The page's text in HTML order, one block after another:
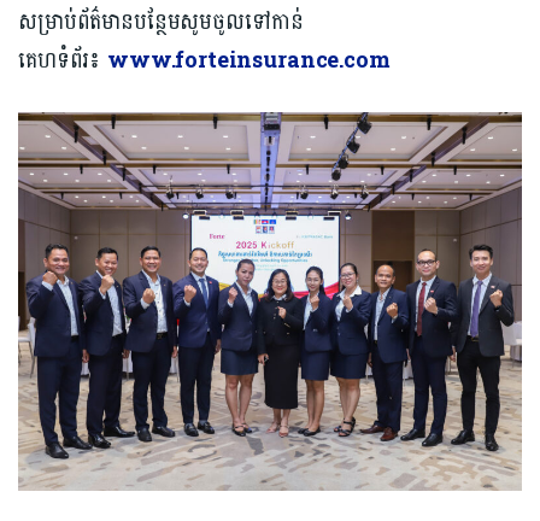
សម្រាប់ព័ត៌មានបន្ថែមសូមចូលទៅកាន់
គេហទំព័រ៖ www.forteinsurance.com